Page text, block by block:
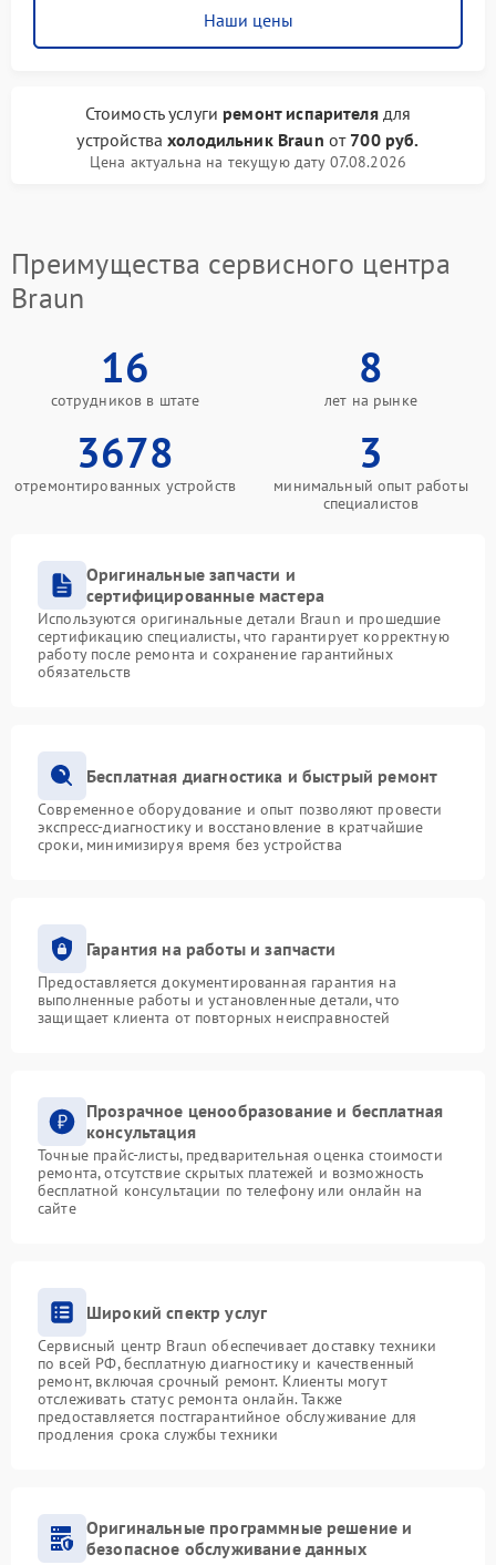
Наши цены
Стоимость услуги ремонт испарителядля
устройствахолодильник Braun от 700 руб.
Цена актуальна на текущую дату 07.08.2026
Преимущества сервисного центра
Braun
16
сотрудников в штате
8
лет на рынке
3678
отремонтированных устройств
3
минимальный опыт работы
специалистов
Оригинальные запчасти и
сертифицированные мастера
Используются оригинальные детали Braun и прошедшие
сертификацию специалисты, что гарантирует корректную
работу после ремонта и сохранение гарантийных
обязательств
Бесплатная диагностика и быстрый ремонт
Современное оборудование и опыт позволяют провести
экспресс-диагностику и восстановление в кратчайшие
сроки, минимизируя время без устройства
Гарантия на работы и запчасти
Предоставляется документированная гарантия на
выполненные работы и установленные детали, что
защищает клиента от повторных неисправностей
Прозрачное ценообразование и бесплатная
консультация
Точные прайс-листы, предварительная оценка стоимости
ремонта, отсутствие скрытых платежей и возможность
бесплатной консультации по телефону или онлайн на
сайте
Широкий спектр услуг
Сервисный центр Braun обеспечивает доставку техники
по всей РФ, бесплатную диагностику и качественный
ремонт, включая срочный ремонт. Клиенты могут
отслеживать статус ремонта онлайн. Также
предоставляется постгарантийное обслуживание для
продления срока службы техники
Оригинальные программные решение и
безопасное обслуживание данных